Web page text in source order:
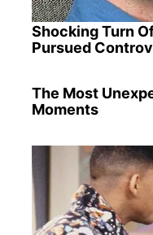
Shocking Turn
Pursued
The Most
Moments